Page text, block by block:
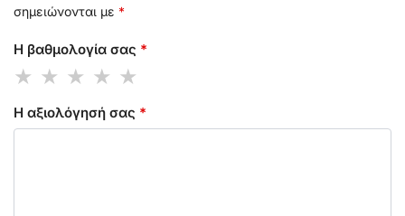
σημειώνονται με *
Η βαθμολογία σας *
Η αξιολόγησή σας *